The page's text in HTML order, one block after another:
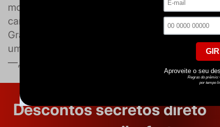
momento de consumo de tabaco, narguilé,
cannabis e outras ervas. Localizada na
Grande São Paulo, com duas unidades —
uma no Jardim Paulista e outra em Moema
—, somos uma das tabacari
Descontos secretos direto